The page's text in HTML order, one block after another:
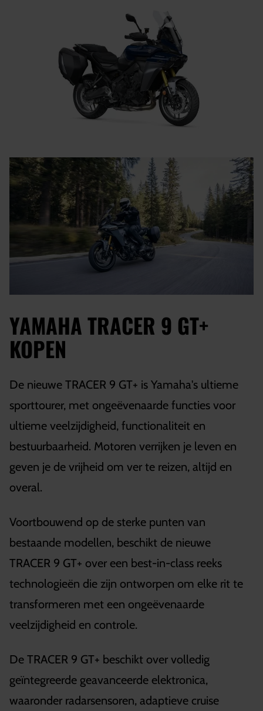
YAMAHA TRACER 9 GT+
KOPEN
De nieuwe TRACER 9 GT+ is Yamaha's ultieme
sporttourer, met ongeëvenaarde functies voor
ultieme veelzijdigheid, functionaliteit en
bestuurbaarheid. Motoren verrijken je leven en
geven je de vrijheid om ver te reizen, altijd en
overal.
Voortbouwend op de sterke punten van
bestaande modellen, beschikt de nieuwe
TRACER 9 GT+ over een best-in-class reeks
technologieën die zijn ontworpen om elke rit te
transformeren met een ongeëvenaarde
veelzijdigheid en controle.
De TRACER 9 GT+ beschikt over volledig
geïntegreerde geavanceerde elektronica,
waaronder radarsensoren, adaptieve cruise